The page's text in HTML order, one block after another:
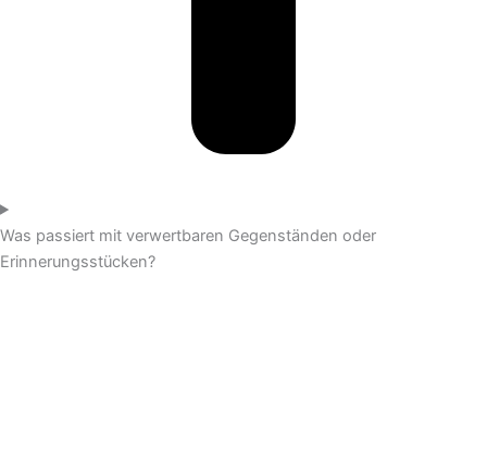
Was passiert mit verwertbaren Gegenständen oder
Erinnerungsstücken?